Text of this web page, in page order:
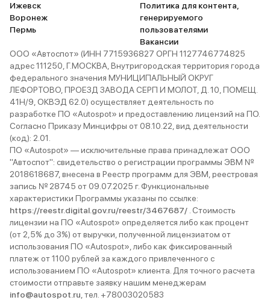
Ижевск
Воронеж
Пермь
Политика для контента,
генерируемого
пользователями
Вакансии
ООО «Автоспот» (ИНН 7715936827 ОРГН 1127746774825
адрес 111250, Г.МОСКВА, Внутригородская территория города
федерального значения МУНИЦИПАЛЬНЫЙ ОКРУГ
ЛЕФОРТОВО, ПРОЕЗД ЗАВОДА СЕРП И МОЛОТ, Д. 10, ПОМЕЩ.
41Н/9, ОКВЭД 62.0) осуществляет деятельность по
разработке ПО «Autospot» и предоставлению лицензий на ПО.
Согласно Приказу Минцифры от 08.10.22, вид деятельности
(код): 2.01.
ПО «Autospot» — исключительные права принадлежат ООО
"Автоспот": свидетельство о регистрации программы ЭВМ №
2018618687, внесена в Реестр программ для ЭВМ, реестровая
запись № 28745 от 09.07.2025 г. Функциональные
характеристики Программы указаны по ссылке:
https://reestr.digital.gov.ru/reestr/3467687/ . Стоимость
лицензии на ПО «Autospot» определяется либо как процент
(от 2,5% до 3%) от выручки, полученной лицензиатом от
использования ПО «Autospot», либо как фиксированный
платеж от 1100 рублей за каждого привлеченного с
использованием ПО «Autospot» клиента. Для точного расчета
стоимости отправьте заявку нашим менеджерам
info@autospot.ru , тел. +78003020583